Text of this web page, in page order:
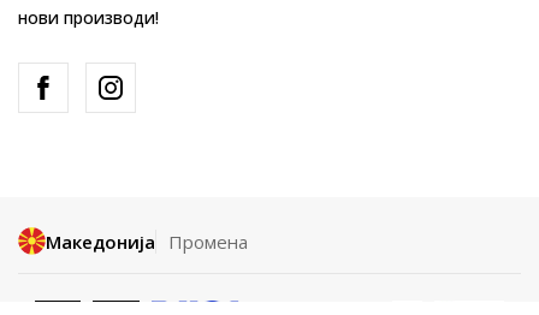
нови производи!
Македонија Промена